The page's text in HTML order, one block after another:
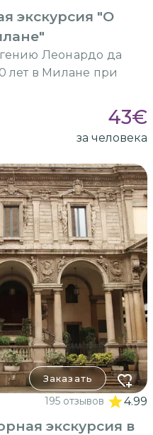
экскурсия "О
Леонардо да
лет в Милане при
43€
за человека
Заказать
195 отзывов 4.99
экскурсия в